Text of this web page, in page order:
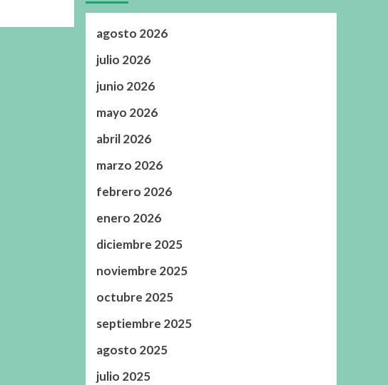
agosto 2026
julio 2026
junio 2026
mayo 2026
abril 2026
marzo 2026
febrero 2026
enero 2026
diciembre 2025
noviembre 2025
octubre 2025
septiembre 2025
agosto 2025
julio 2025